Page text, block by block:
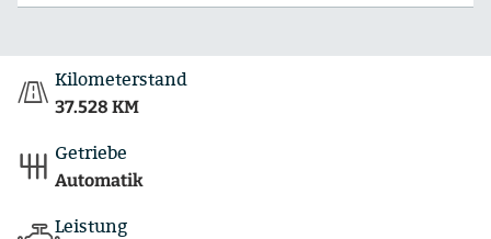
Kilometerstand
37.528 KM
Getriebe
Automatik
Leistung